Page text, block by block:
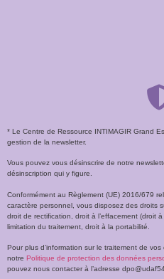
* Le Centre de Ressource INTIMAGIR Grand
gestion de la newsletter.
Vous pouvez vous désinscrire de notre
désinscription qui y figure.
Conformément au Règlement (UE) 2016/679
caractère personnel, vous disposez des droits
droit de rectification, droit à l’effacement (droit
limitation du traitement, droit à la portabilité.
Pour plus d’information sur le traitement de
notre Politique de protection des données
pouvez nous contacter à l’adresse